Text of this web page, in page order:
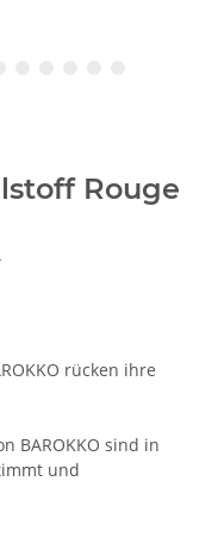
Rouge
rücken ihre
BAROKKO sind in
und